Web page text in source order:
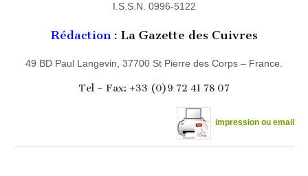
I.S.S.N. 0996-5122
Rédaction : La Gazette des Cuivres
49 BD Paul Langevin, 37700 St Pierre des Corps – France.
Tel – Fax: +33 (0)9 72 41 78 07
impression ou email